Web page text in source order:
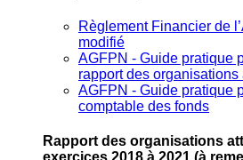
Règlement Financier de
modifié
AGFPN ‐ Guide pratique
rapport des organisations
AGFPN ‐ Guide pratique
comptable des fonds
Rapport des organisations